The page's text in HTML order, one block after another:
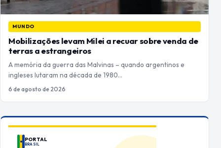
MUNDO
Mobilizações levam Milei a recuar sobre venda de
terras a estrangeiros
A memória da guerra das Malvinas – quando argentinos e
ingleses lutaram na década de 1980…
6 de agosto de 2026
PORTAL
BRASIL